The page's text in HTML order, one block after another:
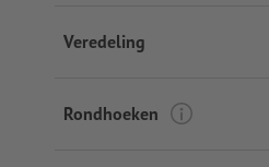
Veredeling
Rondhoeken